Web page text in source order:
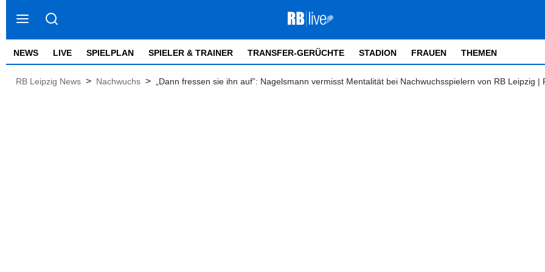
NEWS LIVE SPIELPLAN SPIELER & TRAINER TRANSFER-GERÜCHTE STADION FRAUEN THEMEN
RB Leipzig News > Nachwuchs > „Dann fressen sie ihn auf”: Nagelsmann vermisst Mentalität bei Nachwuchsspielern von RB Leipzig |